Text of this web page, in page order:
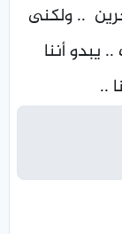
.. ولكنى
يبدو أننا
..